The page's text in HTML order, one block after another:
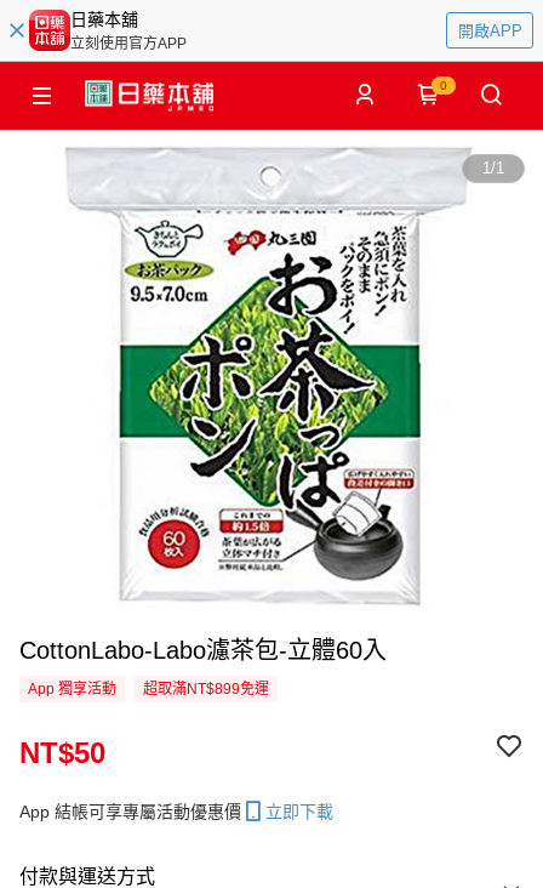
日藥本舖
立刻使用官方APP
開啟APP
0
1/1
CottonLabo-Labo濾茶包-立體60入
App 獨享活動 超取滿NT$899免運
NT$50
App 結帳可享專屬活動優惠價 立即下載
付款與運送方式